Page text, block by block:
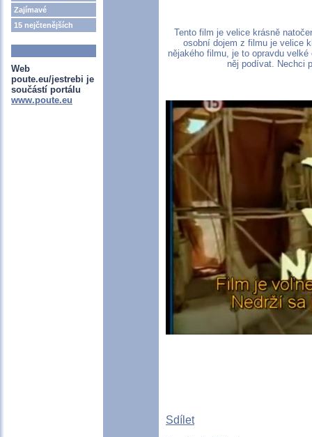
Zajímavé
15 nejčtenějších
Web
poute.eu/jestrebi je
součástí portálu
www.poute.eu
Tento film je velice krásně
osobní dojem z filmu je velice
nějakého filmu, je to opravdu
něj podívat. Nechci
Sdílet